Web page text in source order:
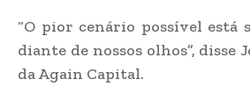
“O pior cenário possível está
diante de nossos olhos”, disse
da Again Capital.